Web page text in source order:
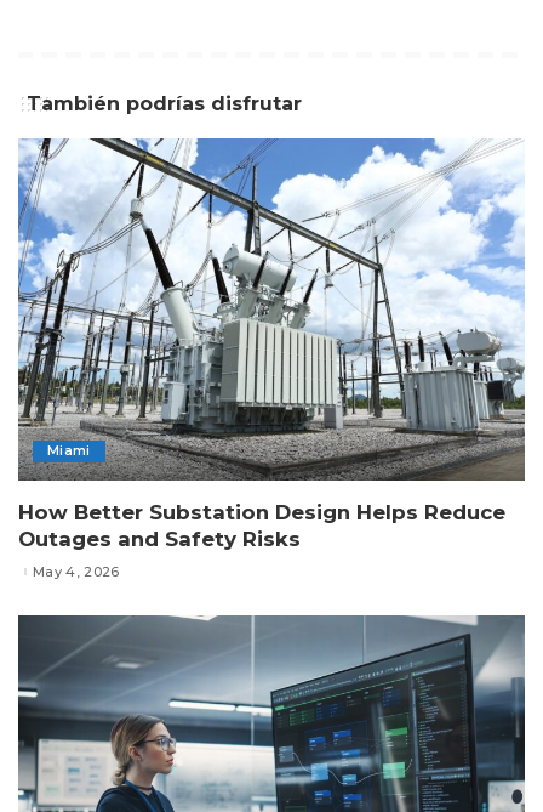
También podrías disfrutar
Miami
How Better Substation Design Helps Reduce
Outages and Safety Risks
May 4, 2026